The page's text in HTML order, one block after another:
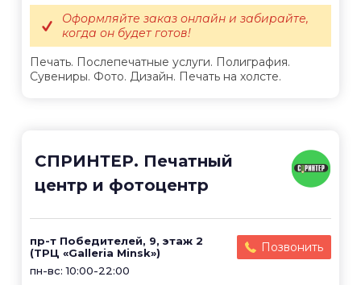
Печать. Послепечатные услуги. Полиграфия.
Сувениры. Фото. Дизайн. Печать на холсте.
Оформляйте заказ онлайн и забирайте,
когда он будет готов!
СПРИНТЕР. Печатный
центр и фотоцентр
пр-т Победителей, 9, этаж 2
(ТРЦ «Galleria Minsk»)
пн-вс: 10:00-22:00
Позвонить